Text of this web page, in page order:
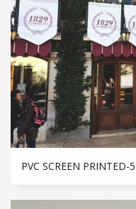
PVC SCREEN PRINTED-5